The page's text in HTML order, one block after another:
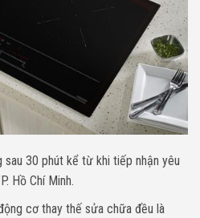
sau 30 phút kể từ khi tiếp nhận yêu
Hồ Chí Minh.
cơ thay thế sửa chữa đều là